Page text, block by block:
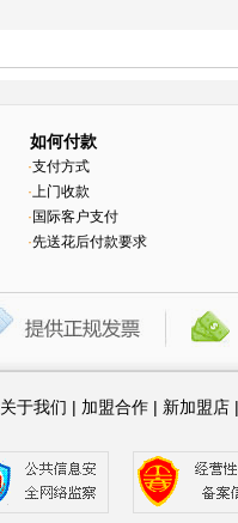
如何付款
·支付方式
·上门收款
· 国际客户支付
·先送花后付款要求
关于我们 | 加盟合作 | 新加盟店